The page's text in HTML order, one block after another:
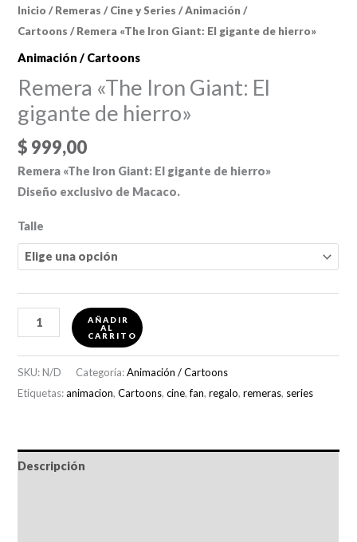
Inicio /Remeras /Cine y Series /Animación /
Cartoons / Remera «The Iron Giant: El gigante de hierro»
Animación / Cartoons
Remera «The Iron Giant: El
gigante de hierro»
$ 999,00
Remera «The Iron Giant: El gigante de hierro»
Diseño exclusivo de Macaco.
Talle
Remera
"The
Iron
Giant:
El
hierro"
AÑADIR
AL
CARRITO
SKU:N/D Categoría:Animación / Cartoons
Etiquetas:animacion,Cartoons,cine,fan,regalo,remeras, series
Descripción